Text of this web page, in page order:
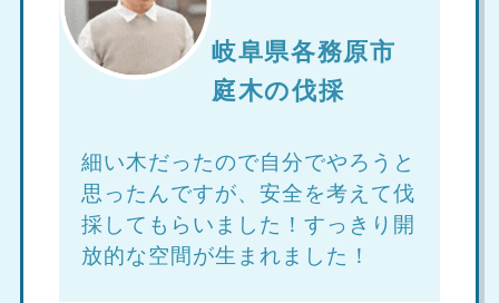
岐阜県各務原市
庭木の伐採
細い木だったので自分でやろうと
思ったんですが、安全を考えて伐
採してもらいました！すっきり開
放的な空間が生まれました！